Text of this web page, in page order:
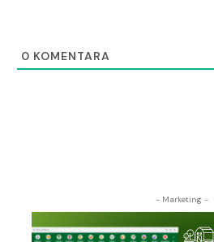
0 KOMENTARA
- Marketing -